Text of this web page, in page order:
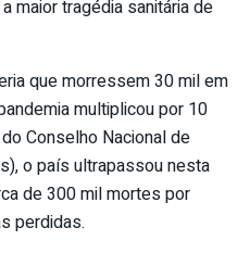
maior tragédia sanitária de
que morressem 30 mil em
multiplicou por 10
Conselho Nacional de
o país ultrapassou nesta
de 300 mil mortes por
perdidas.